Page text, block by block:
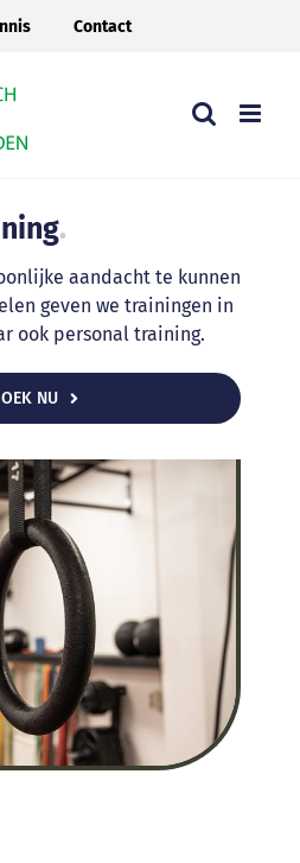
Contact
.
aandacht te kunnen
geven we trainingen in
ook personal training.
NU